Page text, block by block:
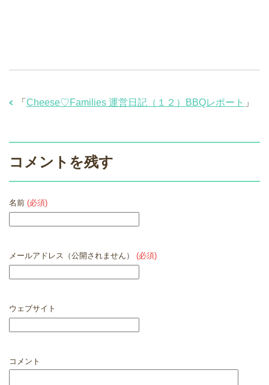
「 Cheese♡Families 運営日記（１２）BBQレポート 」
コメントを残す
名前 (必須)
メールアドレス（公開されません） (必須)
ウェブサイト
コメント